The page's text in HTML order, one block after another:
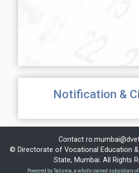
Notification &
Contact
© Directorate of Vocational Education &
State, Mumbai. All Rights
Powered by Talisma, a wholly owned subsidiary